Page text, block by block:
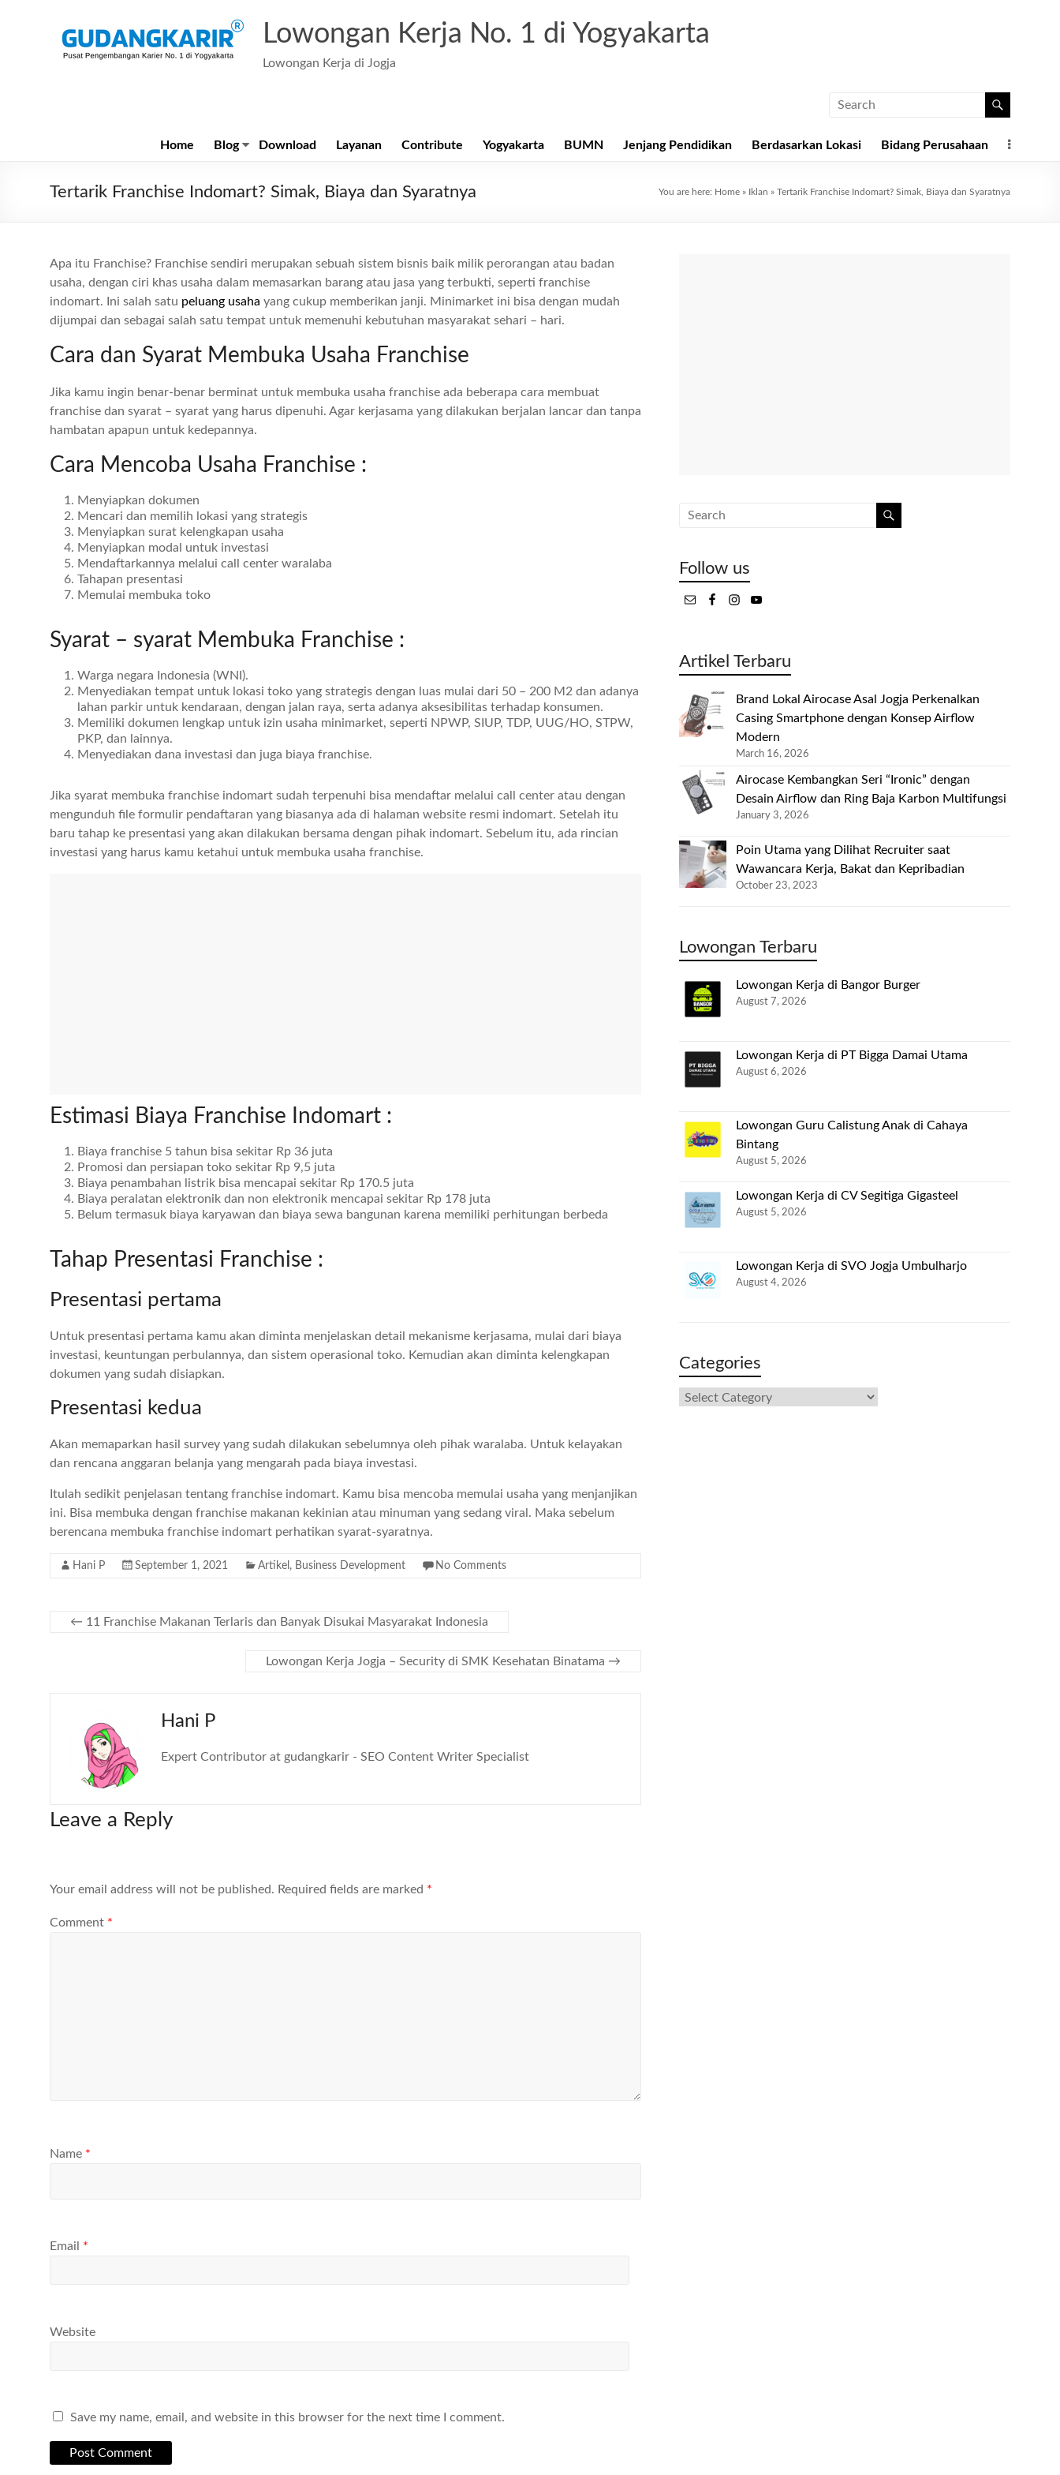
Lowongan Kerja No. 1 di Yogyakarta
Lowongan Kerja di Jogja
Home Blog Download Layanan Contribute Yogyakarta BUMN Jenjang Pendidikan Berdasarkan Lokasi Bidang Perusahaan
Tertarik Franchise Indomart? Simak, Biaya dan Syaratnya You are here: Home » Iklan » Tertarik Franchise Indomart? Simak, Biaya dan Syaratnya
Apa itu Franchise? Franchise sendiri merupakan sebuah sistem bisnis baik milik perorangan atau badan
usaha, dengan ciri khas usaha dalam memasarkan barang atau jasa yang terbukti, seperti franchise
indomart. Ini salah satu peluang usaha yang cukup memberikan janji. Minimarket ini bisa dengan mudah
dijumpai dan sebagai salah satu tempat untuk memenuhi kebutuhan masyarakat sehari – hari.
Cara dan Syarat Membuka Usaha Franchise
Jika kamu ingin benar-benar berminat untuk membuka usaha franchise ada beberapa cara membuat
franchise dan syarat – syarat yang harus dipenuhi. Agar kerjasama yang dilakukan berjalan lancar dan tanpa
hambatan apapun untuk kedepannya.
Cara Mencoba Usaha Franchise :
Menyiapkan dokumen
Mencari dan memilih lokasi yang strategis
Menyiapkan surat kelengkapan usaha
Menyiapkan modal untuk investasi
Mendaftarkannya melalui call center waralaba
Tahapan presentasi
Memulai membuka toko
Syarat – syarat Membuka Franchise :
Warga negara Indonesia (WNI).
Menyediakan tempat untuk lokasi toko yang strategis dengan luas mulai dari 50 – 200 M2 dan adanya
lahan parkir untuk kendaraan, dengan jalan raya, serta adanya aksesibilitas terhadap konsumen.
Memiliki dokumen lengkap untuk izin usaha minimarket, seperti NPWP, SIUP, TDP, UUG/HO, STPW,
PKP, dan lainnya.
Menyediakan dana investasi dan juga biaya franchise.
Jika syarat membuka franchise indomart sudah terpenuhi bisa mendaftar melalui call center atau dengan
mengunduh file formulir pendaftaran yang biasanya ada di halaman website resmi indomart. Setelah itu
baru tahap ke presentasi yang akan dilakukan bersama dengan pihak indomart. Sebelum itu, ada rincian
investasi yang harus kamu ketahui untuk membuka usaha franchise.
Estimasi Biaya Franchise Indomart :
Biaya franchise 5 tahun bisa sekitar Rp 36 juta
Promosi dan persiapan toko sekitar Rp 9,5 juta
Biaya penambahan listrik bisa mencapai sekitar Rp 170.5 juta
Biaya peralatan elektronik dan non elektronik mencapai sekitar Rp 178 juta
Belum termasuk biaya karyawan dan biaya sewa bangunan karena memiliki perhitungan berbeda
Tahap Presentasi Franchise :
Presentasi pertama
Untuk presentasi pertama kamu akan diminta menjelaskan detail mekanisme kerjasama, mulai dari biaya
investasi, keuntungan perbulannya, dan sistem operasional toko. Kemudian akan diminta kelengkapan
dokumen yang sudah disiapkan.
Presentasi kedua
Akan memaparkan hasil survey yang sudah dilakukan sebelumnya oleh pihak waralaba. Untuk kelayakan
dan rencana anggaran belanja yang mengarah pada biaya investasi.
Itulah sedikit penjelasan tentang franchise indomart. Kamu bisa mencoba memulai usaha yang menjanjikan
ini. Bisa membuka dengan franchise makanan kekinian atau minuman yang sedang viral. Maka sebelum
berencana membuka franchise indomart perhatikan syarat-syaratnya.
Hani P September 1, 2021 Artikel , Business Development No Comments
← 11 Franchise Makanan Terlaris dan Banyak Disukai Masyarakat Indonesia
Lowongan Kerja Jogja – Security di SMK Kesehatan Binatama →
Hani P
Expert Contributor at gudangkarir - SEO Content Writer Specialist
Leave a Reply
Your email address will not be published. Required fields are marked *
Comment *
Name *
Email *
Website
Save my name, email, and website in this browser for the next time I comment.
Follow us
Artikel Terbaru
Brand Lokal Airocase Asal Jogja Perkenalkan
Casing Smartphone dengan Konsep Airflow
Modern
March 16, 2026
Airocase Kembangkan Seri “Ironic” dengan
Desain Airflow dan Ring Baja Karbon Multifungsi
January 3, 2026
Poin Utama yang Dilihat Recruiter saat
Wawancara Kerja, Bakat dan Kepribadian
October 23, 2023
Lowongan Terbaru
Lowongan Kerja di Bangor Burger
August 7, 2026
Lowongan Kerja di PT Bigga Damai Utama
August 6, 2026
Lowongan Guru Calistung Anak di Cahaya
Bintang
August 5, 2026
Lowongan Kerja di CV Segitiga Gigasteel
August 5, 2026
Lowongan Kerja di SVO Jogja Umbulharjo
August 4, 2026
Categories
Categories